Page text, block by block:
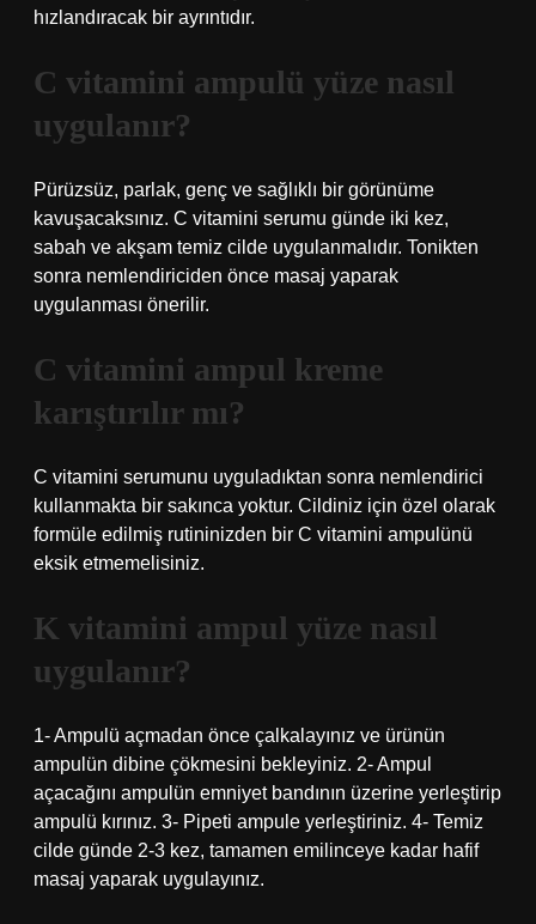
hızlandıracak bir ayrıntıdır.
C vitamini ampulü yüze nasıl
uygulanır?
Pürüzsüz, parlak, genç ve sağlıklı bir görünüme
kavuşacaksınız. C vitamini serumu günde iki kez,
sabah ve akşam temiz cilde uygulanmalıdır. Tonikten
sonra nemlendiriciden önce masaj yaparak
uygulanması önerilir.
C vitamini ampul kreme
karıştırılır mı?
C vitamini serumunu uyguladıktan sonra nemlendirici
kullanmakta bir sakınca yoktur. Cildiniz için özel olarak
formüle edilmiş rutininizden bir C vitamini ampulünü
eksik etmemelisiniz.
K vitamini ampul yüze nasıl
uygulanır?
1- Ampulü açmadan önce çalkalayınız ve ürünün
ampulün dibine çökmesini bekleyiniz. 2- Ampul
açacağını ampulün emniyet bandının üzerine yerleştirip
ampulü kırınız. 3- Pipeti ampule yerleştiriniz. 4- Temiz
cilde günde 2-3 kez, tamamen emilinceye kadar hafif
masaj yaparak uygulayınız.